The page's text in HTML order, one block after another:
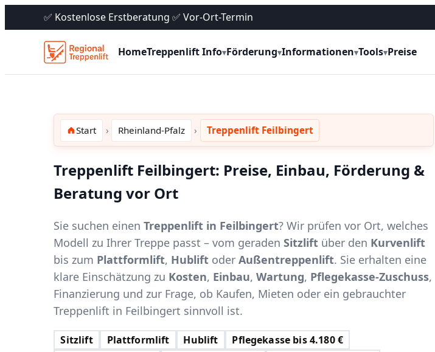
✅ Kostenlose Erstberatung ✅ Vor-Ort-Termin
HomeTreppenlift Info▾Förderung▾Informationen▾Tools▾Preise
Start Rheinland-Pfalz Treppenlift Feilbingert
Treppenlift Feilbingert: Preise, Einbau, Förderung &
Beratung vor Ort
Sie suchen einen Treppenlift in Feilbingert? Wir prüfen vor Ort, welches
Modell zu Ihrer Treppe passt – vom geraden Sitzlift über den Kurvenlift
bis zum Plattformlift, Hublift oder Außentreppenlift. Sie erhalten eine
klare Einschätzung zu Kosten, Einbau, Wartung, Pflegekasse-Zuschuss,
Finanzierung und zur Frage, ob Kaufen, Mieten oder ein gebrauchter
Treppenlift in Feilbingert sinnvoll ist.
Sitzlift Plattformlift Hublift
Pflegekasse bis 4.180 €